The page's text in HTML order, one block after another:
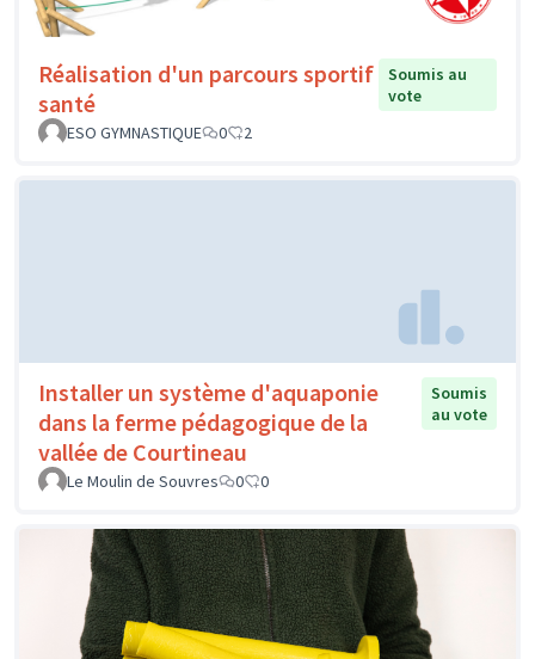
Réalisation d'un parcours sportif
santé
Soumis au
vote
ESO GYMNASTIQUE
0 2
Installer un système d'aquaponie
dans la ferme pédagogique de la
vallée de Courtineau
Soumis
au vote
Le Moulin de Souvres 0 0